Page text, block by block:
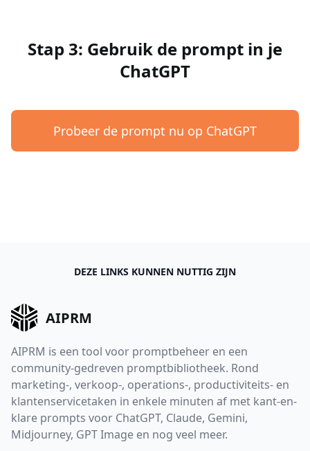
Stap 3: Gebruik de prompt in je
ChatGPT
Probeer de prompt nu op ChatGPT
DEZE LINKS KUNNEN NUTTIG ZIJN
AIPRM
AIPRM is een tool voor promptbeheer en een
community-gedreven promptbibliotheek. Rond
marketing-, verkoop-, operations-, productiviteits- en
klantenservicetaken in enkele minuten af met kant-en-
klare prompts voor ChatGPT, Claude, Gemini,
Midjourney, GPT Image en nog veel meer.